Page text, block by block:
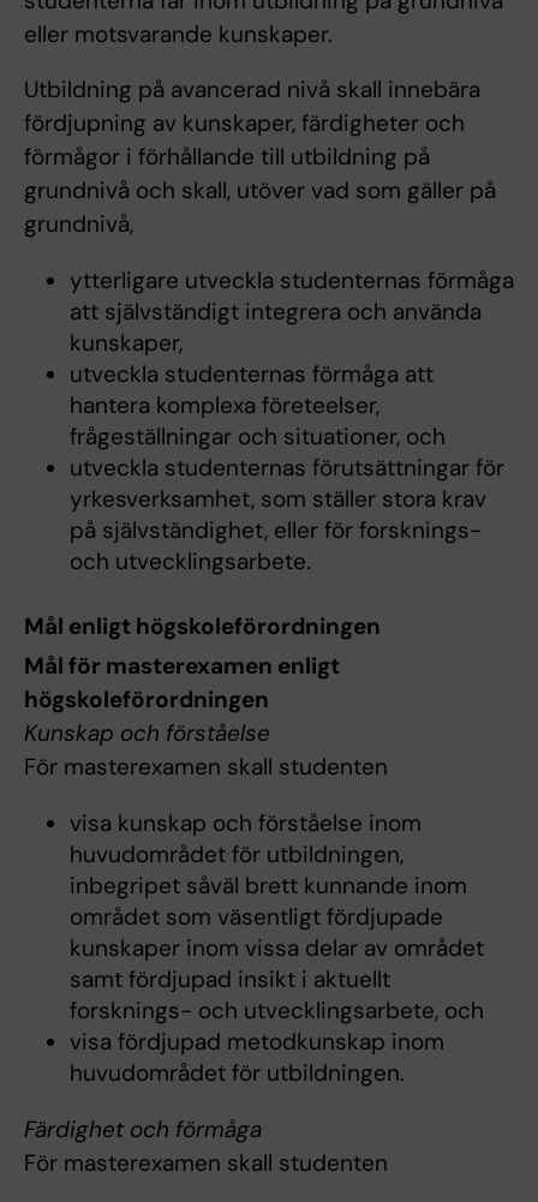
eller motsvarande kunskaper.
Utbildning på avancerad nivå skall innebära
fördjupning av kunskaper, färdigheter och
förmågor i förhållande till utbildning på
grundnivå och skall, utöver vad som gäller på
grundnivå,
ytterligare utveckla studenternas förmåga
att självständigt integrera och använda
kunskaper,
utveckla studenternas förmåga att
hantera komplexa företeelser,
frågeställningar och situationer, och
utveckla studenternas förutsättningar för
yrkesverksamhet, som ställer stora krav
på självständighet, eller för forsknings-
och utvecklingsarbete.
Mål enligt högskoleförordningen
Mål för masterexamen enligt
högskoleförordningen
Kunskap och förståelse
För masterexamen skall studenten
visa kunskap och förståelse inom
huvudområdet för utbildningen,
inbegripet såväl brett kunnande inom
området som väsentligt fördjupade
kunskaper inom vissa delar av området
samt fördjupad insikt i aktuellt
forsknings- och utvecklingsarbete, och
visa fördjupad metodkunskap inom
huvudområdet för utbildningen.
Färdighet och förmåga
För masterexamen skall studenten